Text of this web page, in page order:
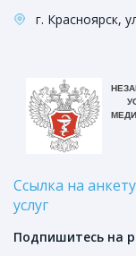
г. Красноярск,
Ссылка на
услуг
Подпишитесь на